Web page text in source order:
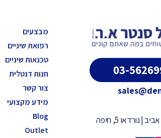
03-
מבצעים
רפואת שיניים
טכנאות שיניים
חנות דנטלית
צור קשר
מידע מקצועי
Blog
Outlet